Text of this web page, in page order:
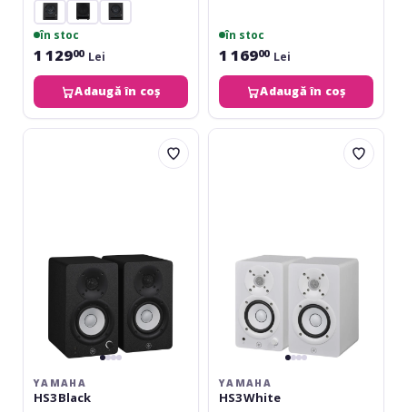
în stoc
1 12900 Lei
Adaugă în coș
în stoc
1 16900 Lei
Adaugă în coș
Yamaha
YAMAHA
HS3 Black
Yamaha
YAMAHA
HS3 White